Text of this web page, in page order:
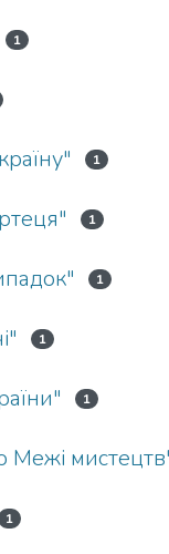
1
1
1
1
1
1
Межі
1